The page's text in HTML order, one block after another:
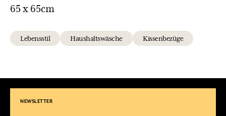
65 x 65cm
Lebensstil Haushaltswäsche Kissenbezüge
NEWSLETTER